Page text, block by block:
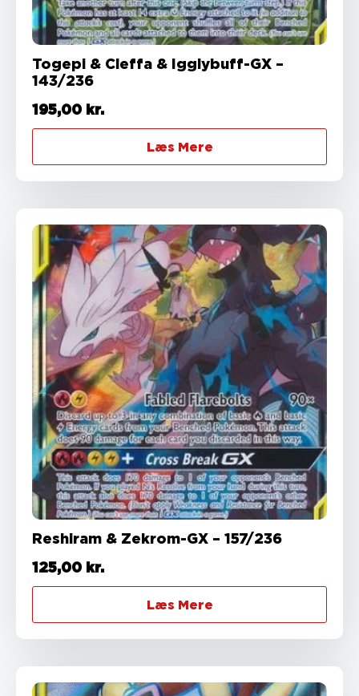
Togepi & Cleffa & Igglybuff-GX –
143/236
195,00 kr.
Læs Mere
Reshiram & Zekrom-GX – 157/236
125,00 kr.
Læs Mere